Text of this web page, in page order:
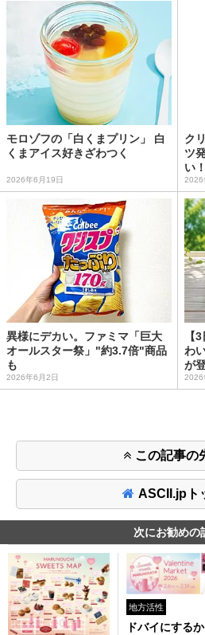
モロゾフの「白くまプリン」 白
くまアイス好きざわつく
2026年6月19日
ク
ツ
い！
2026
異様にデカい。ファミマ「巨大
オールスター祭」"約3.7倍"商品
も
2026年6月2日
【
わ
が
2026
この記事の
ASCII.jpト
次にお勧めの
地方活性
ドバイにする